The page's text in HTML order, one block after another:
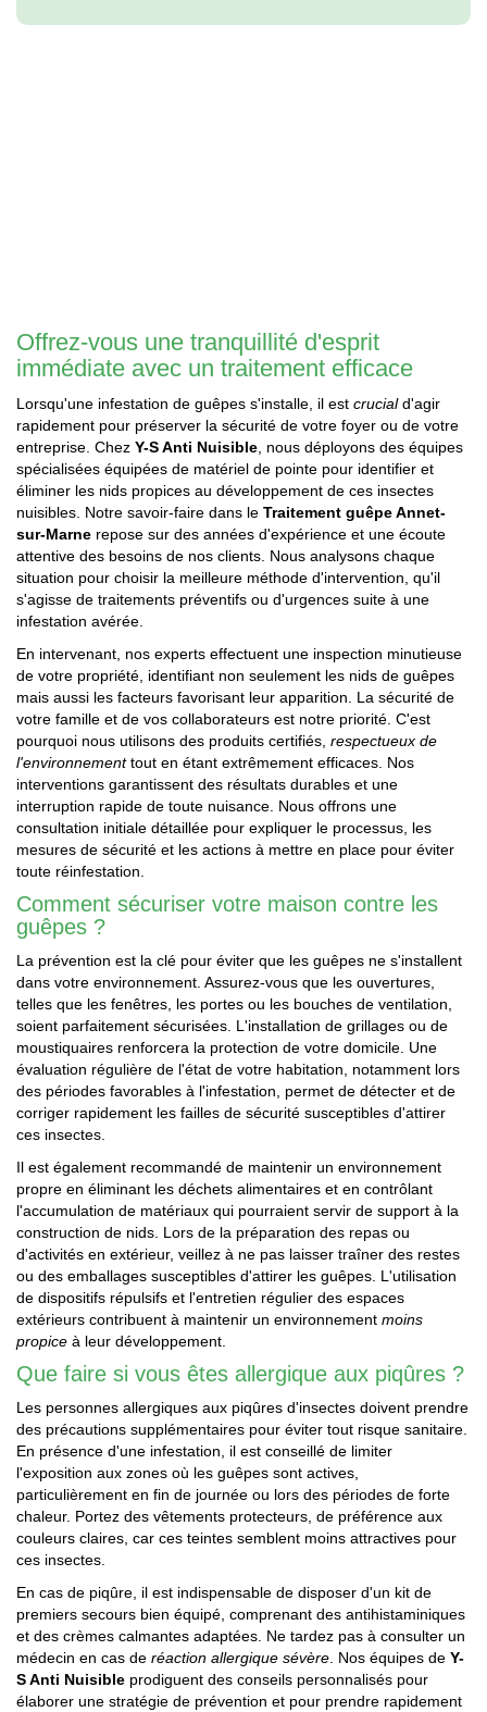
Offrez-vous une tranquillité d'esprit
immédiate avec un traitement efficace
Lorsqu'une infestation de guêpes s'installe, il est cruciald'agir
rapidement pour préserver la sécurité de votre foyer ou de votre
entreprise. Chez Y-S Anti Nuisible , nous déployons des équipes
spécialisées équipées de matériel de pointe pour identifier et
éliminer les nids propices au développement de ces insectes
nuisibles. Notre savoir-faire dans le Traitement guêpe Annet-
sur-Marne repose sur des années d'expérience et une écoute
attentive des besoins de nos clients. Nous analysons chaque
situation pour choisir la meilleure méthode d'intervention, qu'il
s'agisse de traitements préventifs ou d'urgences suite à une
infestation avérée.
En intervenant, nos experts effectuent une inspection minutieuse
de votre propriété, identifiant non seulement les nids de guêpes
mais aussi les facteurs favorisant leur apparition. La sécurité de
votre famille et de vos collaborateurs est notre priorité. C'est
pourquoi nous utilisons des produits certifiés, respectueux de
l'environnementtout en étant extrêmement efficaces. Nos
interventions garantissent des résultats durables et une
interruption rapide de toute nuisance. Nous offrons une
consultation initiale détaillée pour expliquer le processus, les
mesures de sécurité et les actions à mettre en place pour éviter
toute réinfestation.
Comment sécuriser votre maison contre les
guêpes ?
La prévention est la clé pour éviter que les guêpes ne s'installent
dans votre environnement. Assurez-vous que les ouvertures,
telles que les fenêtres, les portes ou les bouches de ventilation,
soient parfaitement sécurisées. L'installation de grillages ou de
moustiquaires renforcera la protection de votre domicile. Une
évaluation régulière de l'état de votre habitation, notamment lors
des périodes favorables à l'infestation, permet de détecter et de
corriger rapidement les failles de sécurité susceptibles d'attirer
ces insectes.
Il est également recommandé de maintenir un environnement
propre en éliminant les déchets alimentaires et en contrôlant
l'accumulation de matériaux qui pourraient servir de support à la
construction de nids. Lors de la préparation des repas ou
d'activités en extérieur, veillez à ne pas laisser traîner des restes
ou des emballages susceptibles d'attirer les guêpes. L'utilisation
de dispositifs répulsifs et l'entretien régulier des espaces
extérieurs contribuent à maintenir un environnement moins
propice à leur développement.
Que faire si vous êtes allergique aux piqûres ?
Les personnes allergiques aux piqûres d'insectes doivent prendre
des précautions supplémentaires pour éviter tout risque sanitaire.
En présence d'une infestation, il est conseillé de limiter
l'exposition aux zones où les guêpes sont actives,
particulièrement en fin de journée ou lors des périodes de forte
chaleur. Portez des vêtements protecteurs, de préférence aux
couleurs claires, car ces teintes semblent moins attractives pour
ces insectes.
En cas de piqûre, il est indispensable de disposer d'un kit de
premiers secours bien équipé, comprenant des antihistaminiques
et des crèmes calmantes adaptées. Ne tardez pas à consulter un
médecin en cas de réaction allergique sévère . Nos équipes de Y-
S Anti Nuisible prodiguent des conseils personnalisés pour
élaborer une stratégie de prévention et pour prendre rapidement